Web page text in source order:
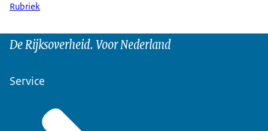
Rubriek
De Rijksoverheid. Voor Nederland
Service